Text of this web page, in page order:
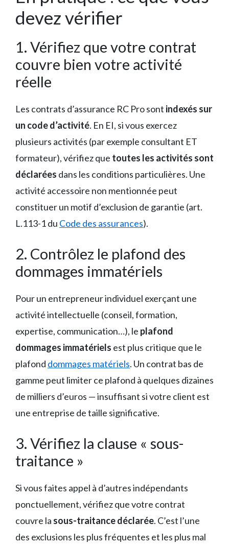
devez vérifier
1. Vérifiez que votre contrat
couvre bien votre activité
réelle
Les contrats d’assurance RC Pro sont indexés sur
un code d’activité. En EI, si vous exercez
plusieurs activités (par exemple consultant ET
formateur), vérifiez que toutes les activités sont
déclarées dans les conditions particulières. Une
activité accessoire non mentionnée peut
constituer un motif d’exclusion de garantie (art.
L.113-1 du Code des assurances).
2. Contrôlez le plafond des
dommages immatériels
Pour un entrepreneur individuel exerçant une
activité intellectuelle (conseil, formation,
expertise, communication…), le plafond
dommages immatériels est plus critique que le
plafond dommages matériels. Un contrat bas de
gamme peut limiter ce plafond à quelques dizaines
de milliers d’euros — insuffisant si votre client est
une entreprise de taille significative.
3. Vérifiez la clause « sous-
traitance »
Si vous faites appel à d’autres indépendants
ponctuellement, vérifiez que votre contrat
couvre la sous-traitance déclarée. C’est l’une
des exclusions les plus fréquentes et les plus mal